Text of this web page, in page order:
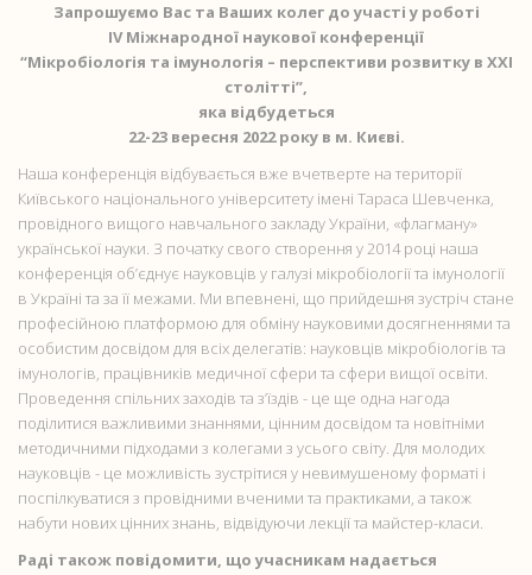
Запрошуємо Вас та Ваших колег до участі у роботі
IV Міжнародної наукової конференції
“Мікробіологія та імунологія – перспективи розвитку в XXI
столітті”,
яка відбудеться
22-23 вересня 2022 року в м. Києві.
Наша конференція відбувається вже вчетверте на території
Київського національного університету імені Тараса Шевченка,
провідного вищого навчального закладу України, «флагману»
української науки. З початку свого створення у 2014 році наша
конференція об’єднує науковців у галузі мікробіології та імунології
в Україні та за її межами. Ми впевнені, що прийдешня зустріч стане
професійною платформою для обміну науковими досягненнями та
особистим досвідом для всіх делегатів: науковців мікробіологів та
імунологів, працівників медичної сфери та сфери вищої освіти.
Проведення спільних заходів та з’їздів - це ще одна нагода
поділитися важливими знаннями, цінним досвідом та новітніми
методичними підходами з колегами з усього світу. Для молодих
науковців - це можливість зустрітися у невимушеному форматі і
поспілкуватися з провідними вченими та практиками, а також
набути нових цінних знань, відвідуючи лекції та майстер-класи.
Раді також повідомити, що учасникам надається